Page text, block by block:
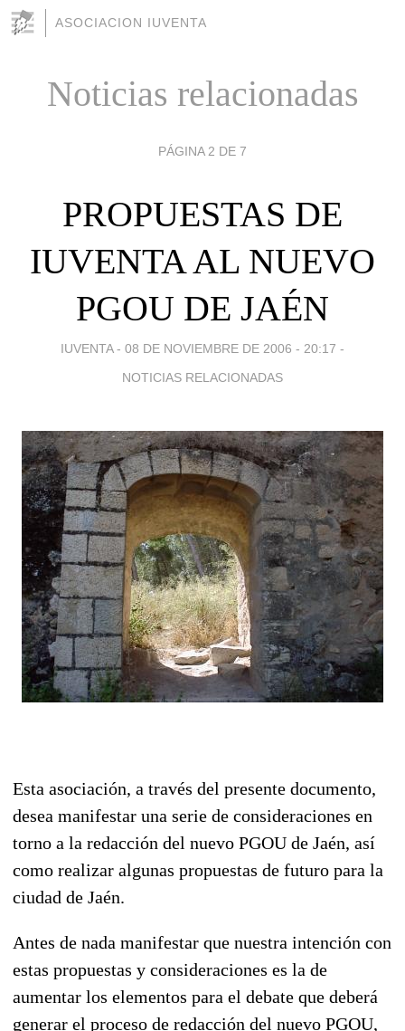
ASOCIACION IUVENTA
Noticias relacionadas
PÁGINA 2 DE 7
PROPUESTAS DE
IUVENTA AL NUEVO
PGOU DE JAÉN
IUVENTA - 08 DE NOVIEMBRE DE 2006 - 20:17 -
NOTICIAS RELACIONADAS
Esta asociación, a través del presente documento,
desea manifestar una serie de consideraciones en
torno a la redacción del nuevo PGOU de Jaén, así
como realizar algunas propuestas de futuro para la
ciudad de Jaén.
Antes de nada manifestar que nuestra intención con
estas propuestas y consideraciones es la de
aumentar los elementos para el debate que deberá
generar el proceso de redacción del nuevo PGOU,